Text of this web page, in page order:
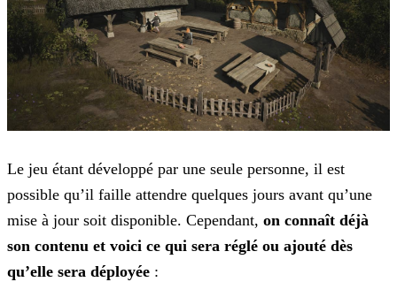
Le jeu étant développé par une seule personne, il est
possible qu’il faille attendre quelques jours avant qu’une
mise à jour soit disponible. Cependant, on connaît déjà
son contenu et voici ce qui sera réglé ou ajouté dès
qu’elle sera déployée :